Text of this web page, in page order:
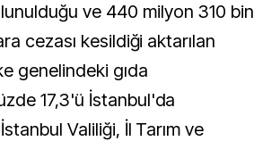
ve 440 milyon 310 bin
cezası kesildiği aktarılan
genelindeki gıda
17,3'ü İstanbul'da
Valiliği, İl Tarım ve